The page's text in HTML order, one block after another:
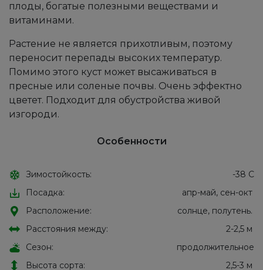
плоды, богатые полезными веществами и
витаминами.
Растение не является прихотливым, поэтому
переносит перепады высоких температур.
Помимо этого куст может высаживаться в
пресные или соленые почвы. Очень эффектно
цветет. Подходит для обустройства живой
изгороди.
Особенности
Зимостойкость:
-38 С
Посадка:
апр-май, сен-окт
Расположение:
солнце, полутень.
Расстояния между:
2-2,5 м
Сезон:
продолжительное
Высота сорта:
2,5-3 м